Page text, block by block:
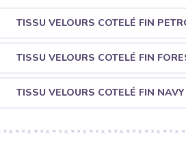
TISSU VELOURS COTELÉ FIN
TISSU VELOURS COTELÉ FIN
TISSU VELOURS COTELÉ FIN NAVY